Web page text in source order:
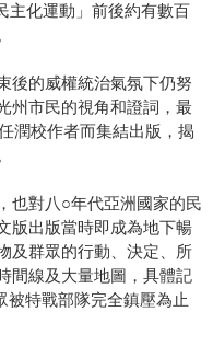
主化運動」前後約有數百
後的威權統治氣氛下仍努
州市民的視角和證詞，最
潤校作者而集結出版，揭
也對八○年代亞洲國家的民
版出版當時即成為地下暢
及群眾的行動、決定、所
間線及大量地圖，具體記
被特戰部隊完全鎮壓為止